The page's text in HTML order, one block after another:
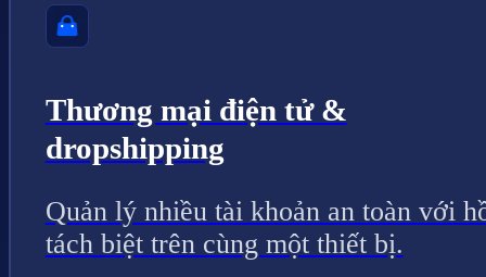
Thương mại điện tử &
dropshipping
Quản lý nhiều tài khoản an toàn với
tách biệt trên cùng một thiết bị.